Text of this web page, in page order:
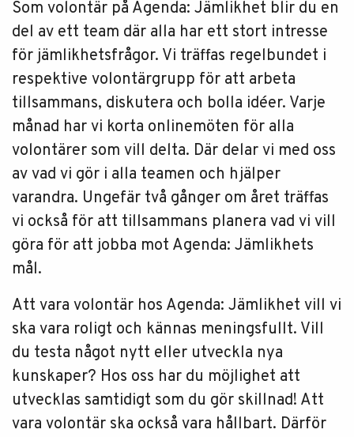
Som volontär på Agenda: Jämlikhet blir du en
del av ett team där alla har ett stort intresse
för jämlikhetsfrågor. Vi träffas regelbundet i
respektive volontärgrupp för att arbeta
tillsammans, diskutera och bolla idéer. Varje
månad har vi korta onlinemöten för alla
volontärer som vill delta. Där delar vi med oss
av vad vi gör i alla teamen och hjälper
varandra. Ungefär två gånger om året träffas
vi också för att tillsammans planera vad vi vill
göra för att jobba mot Agenda: Jämlikhets
mål.
Att vara volontär hos Agenda: Jämlikhet vill vi
ska vara roligt och kännas meningsfullt. Vill
du testa något nytt eller utveckla nya
kunskaper? Hos oss har du möjlighet att
utvecklas samtidigt som du gör skillnad! Att
vara volontär ska också vara hållbart. Därför